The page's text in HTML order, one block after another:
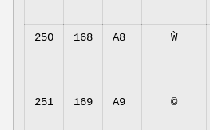
250 168 A8 Ẁ
251 169 A9 ©